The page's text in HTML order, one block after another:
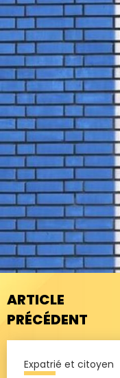
ARTICLE
PRÉCÉDENT
Expatrié et citoyen